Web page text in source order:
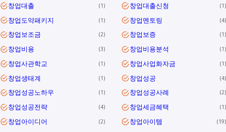
창업대출 1 창업대출신청 1
창업도약패키지 1 창업멘토링 4
창업보조금 2 창업보증 1
창업비용 3 창업비용분석 1
창업사관학교 1 창업사업화자금 1
창업생태계 1 창업성공 4
창업성공노하우 1 창업성공사례 2
창업성공전략 4 창업세금혜택 1
창업아이디어 2 창업아이템 19